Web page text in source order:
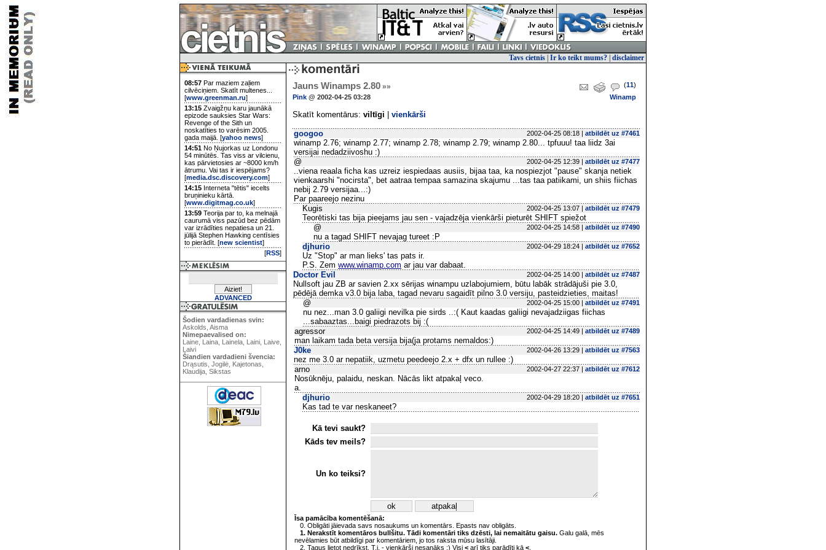
Tavs cietnis Ir ko teikt mums? disclaimer
08:57 Par maziem zaļiem
cilvēciņiem. Skatīt multenes...
[www.greenman.ru]
13:15 Zvaigžņu karu jaunākā
epizode sauksies Star Wars:
Revenge of the Sith un
noskatīties to varēsim 2005.
gada maijā. [yahoo news]
14:51 No Ņujorkas uz Londonu
54 minūtēs. Tas viss ar vilcienu,
kas pārvietosies ar ~8000 km/h
ātrumu. Vai tas ir iespējams?
[media.dsc.discovery.com]
14:15 Interneta "tētis" iecelts
bruņinieku kārtā.
[www.digitmag.co.uk]
13:59 Teorija par to, ka melnajā
caurumā viss pazūd bez pēdām
var izrādīties nepatiesa un 21.
jūlijā Stephen Hawking centīsies
to pierādīt. [new scientist]
[RSS]
ADVANCED
Šodien vardadienas svin:
Askolds, Aisma
Nimepaevalised on:
Laine, Laina, Lainela, Laini, Laive,
Laivi
Šiandien vardadieni švencia:
Drąsutis, Jogilė, Kajetonas,
Klaudija, Sikstas
Jauns Winamps 2.80 »» (11)
Pink @ 2002-04-25 03:28 Winamp
Skatīt komentārus: viltīgi vienkārši
googoo 2002-04-25 08:18 | atbildēt uz #7461
winamp 2.76; winamp 2.77; winamp 2.78; winamp 2.79; winamp 2.80... tpfuuu! taa liidz 3ai
versijai nedadziivoshu :)
@
2002-04-25 12:39 | atbildēt uz #7477
..viena reaala ficha kas uzreiz iespiedaas ausiis, bijaa taa, ka nospiezjot "pause" skanja netiek
vienkaarshi "nocirsta", bet aatraa tempaa samazina skajumu ...tas taa patiikami, un shiis fiichas
nebij 2.79 versijaa...:)
Par paareejo nezinu
Kugis
2002-04-25 13:07 | atbildēt uz #7479
Teorētiski tas bija pieejams jau sen - vajadzēja vienkārši pieturēt SHIFT spiežot
@
2002-04-25 14:58 | atbildēt uz #7490
nu a tagad SHIFT nevajag tureet :P
djhurio
2002-04-29 18:24 | atbildēt uz #7652
Uz "Stop" ar man lieks' tas pats ir.
P.S. Zem www.winamp.com ar jau var dabaat.
Doctor Evil
2002-04-25 14:00 | atbildēt uz #7487
Nullsoft jau ZB ar savien 2.xx sērijas winampu uzlabojumiem, būtu labāk strādājuši pie 3.0,
pēdējā demka v3.0 bija laba, tagad nevaru sagaidīt pilno 3.0 versiju, pasteidzieties, maitas!
@
2002-04-25 15:00 | atbildēt uz #7491
nu nez...man 3.0 galiigi nevilka pie sirds ..:( Kaut kaadas galiigi nevajadziigas fiichas
...sabaaztas...baigi piedrazots bij :(
agressor
2002-04-25 14:49 | atbildēt uz #7489
man laikam tada beta versija bija(ja protams nemaldos:)
J0ke
2002-04-26 13:29 | atbildēt uz #7563
nez me 3.0 ar nepatiik, uzmetu peedeejo 2.x + dfx un rullee :)
arno
2002-04-27 22:37 | atbildēt uz #7612
Nosūknēju, palaidu, neskan. Nācās likt atpakaļ veco.
a.
djhurio
2002-04-29 18:20 | atbildēt uz #7651
Kas tad te var neskaneet?
Kā tevi saukt?
Kāds tev meils?
Un ko teiksi?
Īsa pamācība komentēšanā:
0. Obligāti jāievada savs nosaukums un komentārs. Epasts nav obligāts.
1. Nerakstīt komentāros bullšitu. Tādi komentāri tiks dzēsti, lai nemaitātu gaisu. Galu galā, mēs
nevēlamies būt atbildīgi par komentāriem, jo tos raksta mūsu lasītāji.
2. Tagus lietot nedrīkst. T.i. - vienkārši nesanāks :) Visi < arī tiks parādīti kā <